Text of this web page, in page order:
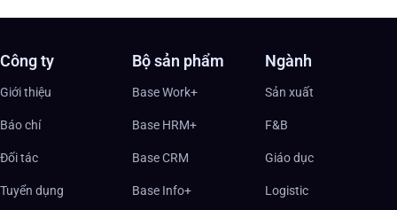
Công ty
Giới thiệu
Báo chí
Đối tác
Tuyển dụng
Bộ sản phẩm
Base Work+
Base HRM+
Base CRM
Base Info+
Ngành
Sản xuất
F&B
Giáo dục
Logistic